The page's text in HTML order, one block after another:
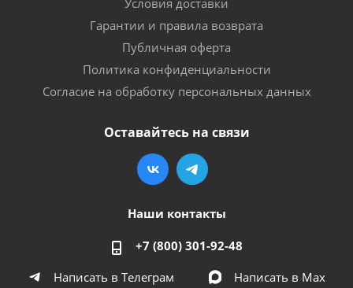
Гарантии и правила возврата
Публичная оферта
Политика конфиденциальности
Согласие на обработку персональных данных
Оставайтесь на связи
Наши контакты
+7 (800) 301-92-48
Написать в Телеграм
Написать в Мах